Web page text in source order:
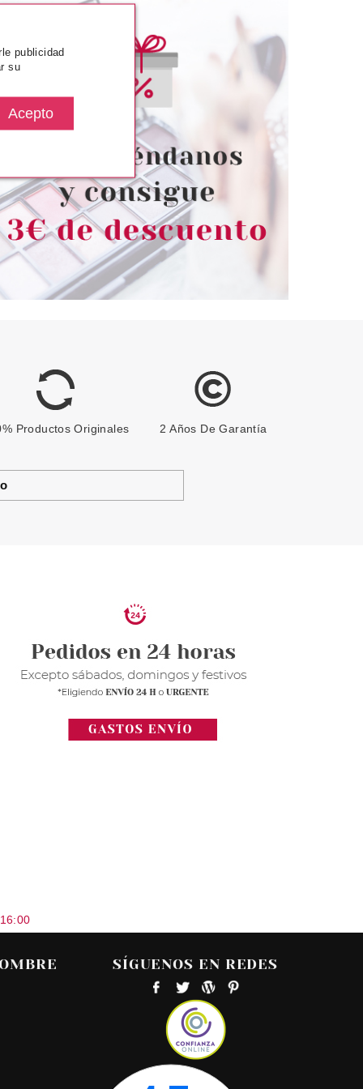
JEUNESSE
FACIAL
1.38€
MONTAGNE JEUNESSE
MONTAGNE JEUNESSE 7TH
HEAVEN BE GOOD TO
YOURSELF BARBIE PINK NEON
10 ML
Pvr 3.99€
-50%
desde
Productos Originales 2 Años De Garantía
SÍGUENOS EN REDES
publicidad
su